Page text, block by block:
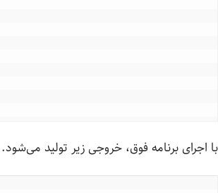
با اجرای برنامه فوق، خروجی زیر تولید می‌شود.